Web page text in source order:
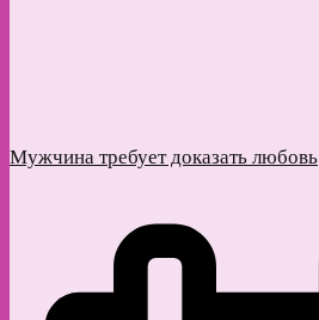
Мужчина требует доказать любовь